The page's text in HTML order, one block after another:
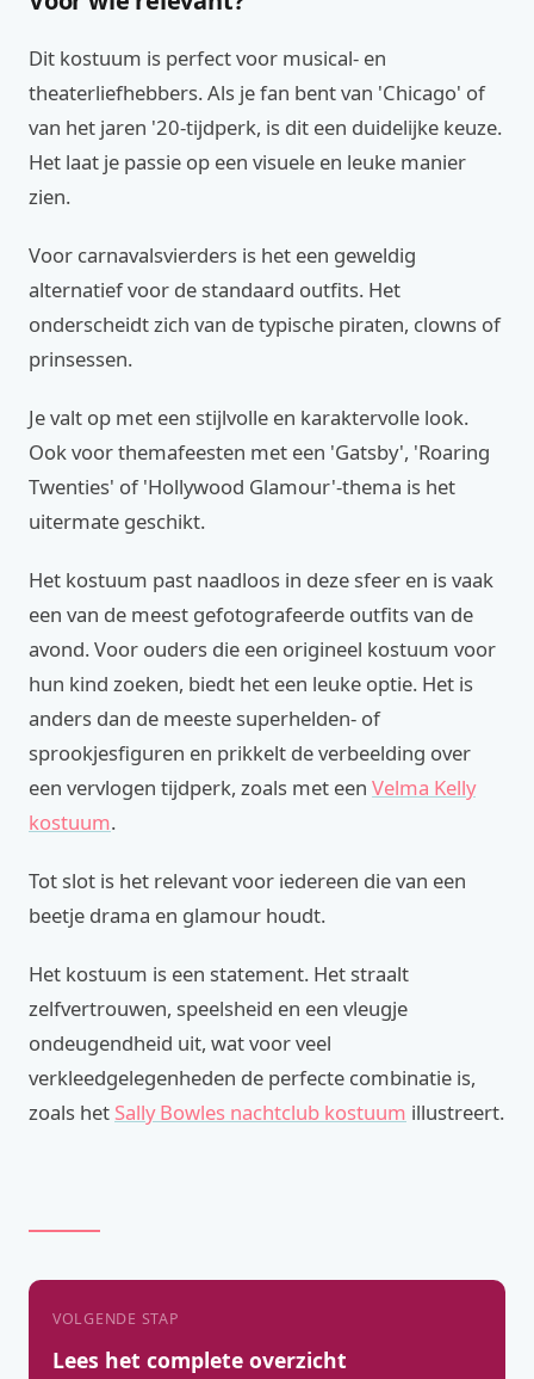
Dit kostuum is perfect voor musical- en
theaterliefhebbers. Als je fan bent van 'Chicago' of
van het jaren '20-tijdperk, is dit een duidelijke keuze.
Het laat je passie op een visuele en leuke manier
zien.
Voor carnavalsvierders is het een geweldig
alternatief voor de standaard outfits. Het
onderscheidt zich van de typische piraten, clowns of
prinsessen.
Je valt op met een stijlvolle en karaktervolle look.
Ook voor themafeesten met een 'Gatsby', 'Roaring
Twenties' of 'Hollywood Glamour'-thema is het
uitermate geschikt.
Het kostuum past naadloos in deze sfeer en is vaak
een van de meest gefotografeerde outfits van de
avond. Voor ouders die een origineel kostuum voor
hun kind zoeken, biedt het een leuke optie. Het is
anders dan de meeste superhelden- of
sprookjesfiguren en prikkelt de verbeelding over
een vervlogen tijdperk, zoals met een Velma Kelly
kostuum.
Tot slot is het relevant voor iedereen die van een
beetje drama en glamour houdt.
Het kostuum is een statement. Het straalt
zelfvertrouwen, speelsheid en een vleugje
ondeugendheid uit, wat voor veel
verkleedgelegenheden de perfecte combinatie is,
zoals het Sally Bowles nachtclub kostuum illustreert.
VOLGENDE STAP
Lees het complete overzicht